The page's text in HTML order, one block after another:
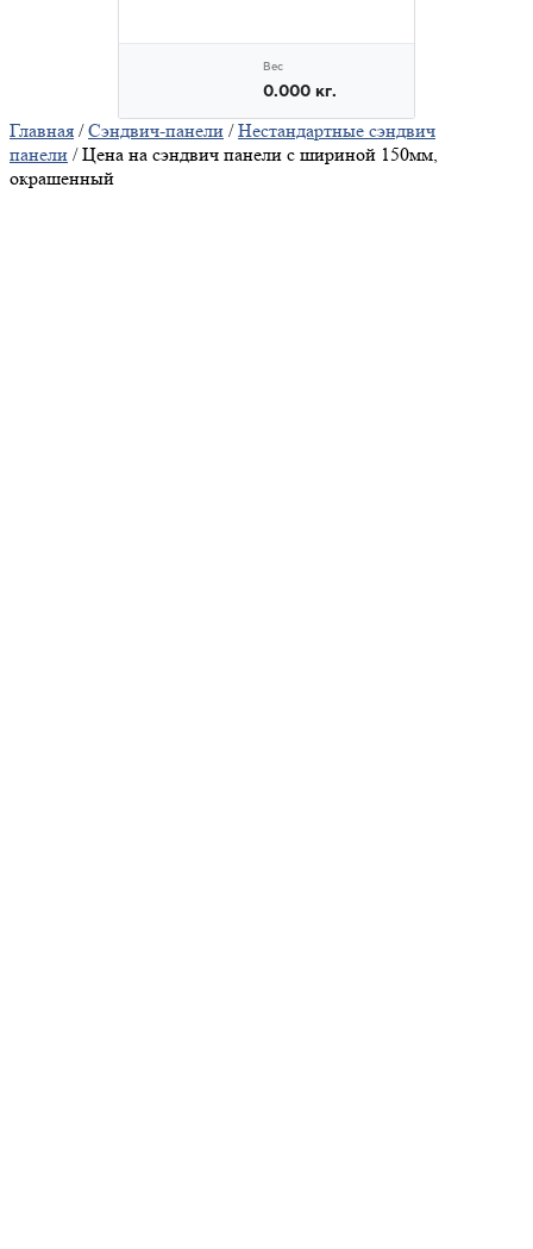
Главная /Сэндвич-панели /Нестандартные сэндвич
панели / Цена на сэндвич панели с шириной 150мм,
окрашенный